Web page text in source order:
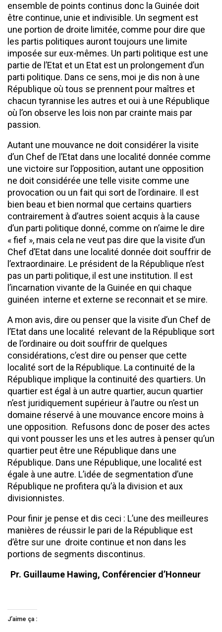
ensemble de points continus donc la Guinée doit
être continue, unie et indivisible. Un segment est
une portion de droite limitée, comme pour dire que
les partis politiques auront toujours une limite
imposée sur eux-mêmes. Un parti politique est une
partie de l’Etat et un Etat est un prolongement d’un
parti politique. Dans ce sens, moi je dis non à une
République où tous se prennent pour maîtres et
chacun tyrannise les autres et oui à une République
où l’on observe les lois non par crainte mais par
passion.
Autant une mouvance ne doit considérer la visite
d’un Chef de l’Etat dans une localité donnée comme
une victoire sur l’opposition, autant une opposition
ne doit considérée une telle visite comme une
provocation ou un fait qui sort de l’ordinaire. Il est
bien beau et bien normal que certains quartiers
contrairement à d’autres soient acquis à la cause
d’un parti politique donné, comme on n’aime le dire
« fief », mais cela ne veut pas dire que la visite d’un
Chef d’Etat dans une localité donnée doit souffrir de
l’extraordinaire. Le président de la République n’est
pas un parti politique, il est une institution. Il est
l’incarnation vivante de la Guinée en qui chaque
guinéen interne et externe se reconnait et se mire.
A mon avis, dire ou penser que la visite d’un Chef de
l’Etat dans une localité relevant de la République sort
de l’ordinaire ou doit souffrir de quelques
considérations, c’est dire ou penser que cette
localité sort de la République. La continuité de la
République implique la continuité des quartiers. Un
quartier est égal à un autre quartier, aucun quartier
n’est juridiquement supérieur à l’autre ou n’est un
domaine réservé à une mouvance encore moins à
une opposition. Refusons donc de poser des actes
qui vont pousser les uns et les autres à penser qu’un
quartier peut être une République dans une
République. Dans une République, une localité est
égale à une autre. L’idée de segmentation d’une
République ne profitera qu’à la division et aux
divisionnistes.
Pour finir je pense et dis ceci : L’une des meilleures
manières de réussir le pari de la République est
d’être sur une droite continue et non dans les
portions de segments discontinus.
Pr. Guillaume Hawing, Conférencier d’Honneur
J’aime ça :